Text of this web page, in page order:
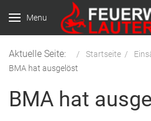
Menu
Aktuelle Seite: Startseite
BMA hat ausgelöst
BMA hat